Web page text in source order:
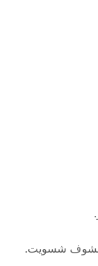
أبشوف شسويت.